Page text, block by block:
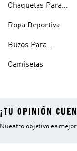
Chaquetas Para
Ropa Deportiva
Buzos Para
Camisetas
¡TU OPINIÓN
Nuestro objetivo es